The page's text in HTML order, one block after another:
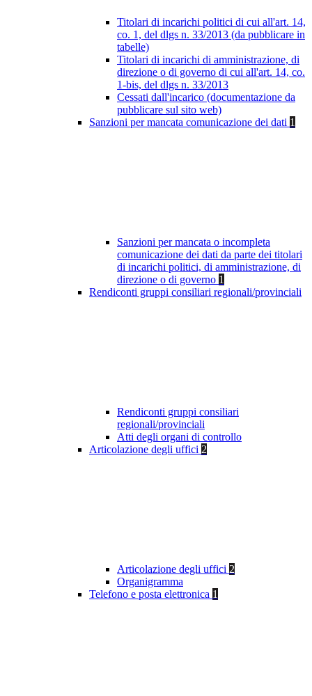
Titolari di incarichi politici di cui all'art. 14,
co. 1, del dlgs n. 33/2013 (da pubblicare in
tabelle)
Titolari di incarichi di amministrazione, di
direzione o di governo di cui all'art. 14, co.
1-bis, del dlgs n. 33/2013
Cessati dall'incarico (documentazione da
pubblicare sul sito web)
Sanzioni per mancata comunicazione dei dati 1
Sanzioni per mancata o incompleta
comunicazione dei dati da parte dei titolari
di incarichi politici, di amministrazione, di
direzione o di governo 1
Rendiconti gruppi consiliari regionali/provinciali
Rendiconti gruppi consiliari
regionali/provinciali
Atti degli organi di controllo
Articolazione degli uffici 2
Articolazione degli uffici 2
Organigramma
Telefono e posta elettronica 1